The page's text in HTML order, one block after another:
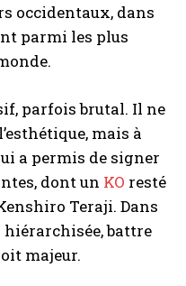
occidentaux, dans
parmi les plus
parfois brutal. Il ne
mais à
a permis de signer
dont un KO resté
Teraji. Dans
hiérarchisée, battre
majeur.